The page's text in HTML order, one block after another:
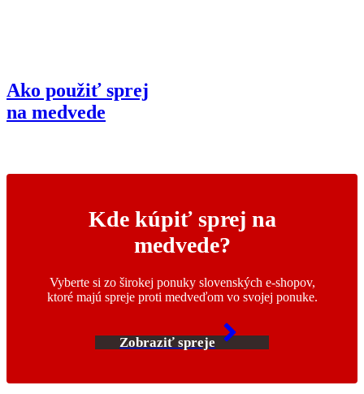
Ako použiť sprej
na medvede
Kde kúpiť sprej na
medvede?
Vyberte si zo širokej ponuky slovenských e-shopov,
ktoré majú spreje proti medveďom vo svojej ponuke.
Zobraziť spreje